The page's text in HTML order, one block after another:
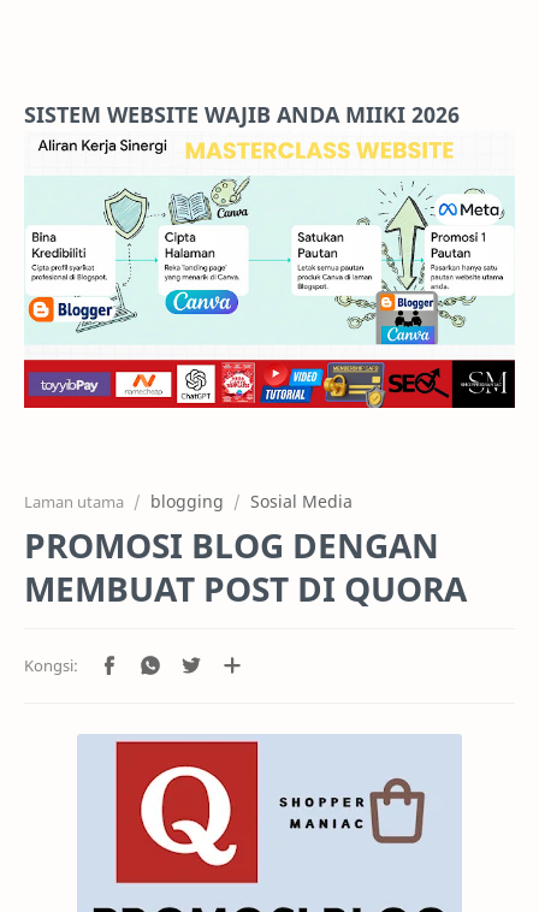
Features
Pricing
Services
RTL Mode
SISTEM WEBSITE WAJIB ANDA MIIKI 2026
Laman utama blogging Sosial Media
PROMOSI BLOG DENGAN
MEMBUAT POST DI QUORA